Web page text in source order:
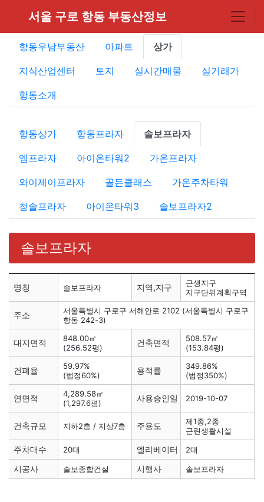
서울 구로 항동 부동산정보
항동우남부동산 아파트 상가
지식산업센터 토지 실시간매물 실거래가
항동소개
항동상가 항동프라자 솔보프라자
엠프라자 아이온타워2 가온프라자
와이제이프라자 골든클래스 가온주차타워
청솔프라자 아이온타워3 솔보프라자2
솔보프라자
명칭 솔보프라자 지역,지구
근생지구
지구단위계획구역
주소
서울특별시 구로구 서해안로 2102 (서울특별시 구로구
항동 242-3)
대지면적
848.00㎡
(256.52평)
건축면적
508.57㎡
(153.84평)
건폐율
59.97%
(법정60%)
용적률
349.86%
(법정350%)
연면적
4,289.58㎡
(1,297.6평)
사용승인일 2019-10-07
건축규모 지하2층 / 지상7층 주용도
제1종,2종
근린생활시설
주차대수 20대 엘리베이터 2대
시공사 솔보종합건설 시행사 솔보프라자